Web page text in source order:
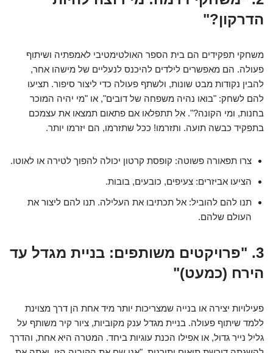
הדרקון?"
משחקי תפקידים הם בית הספר האולטימטיבי לאמפתיה ושיתוף
פעולה. הם מאפשרים לילדים להיכנס לנעליים של מישהו אחר,
להבין נקודות מבט שונות, ולשתף פעולה כדי ליצור סיפור. תציעו
להם לשחק: "בואו נהיה משפחה של דובים", או "מי יהיה המוכר
בחנות, ומי הקונה?". אל תתפלאו אם פתאום תמצאו את עצמכם
בתפקיד כבשה תועה. ותזרמו! ככל שתזרמו, הם יזרמו יותר.
צרו תפאורה פשוטה: קופסת קרטון יכולה להפוך לטירה או לאוטו.
הציעו אביזרים: צעיפים, כובעים, בובות.
תנו להם להוביל: אל תכתיבו את העלילה. תנו להם ליצור את
העולם שלהם.
3. "פרויקטים משותפים: בניית מגדל עד
הירח (כמעט)"
פעילויות יצירה או בנייה שמצריכות יותר מיד אחת הן דרך מצוינת
ללמד שיתוף פעולה. בניית מגדל ענק מקוביות, ציור קיר משותף על
גליל נייר גדול, או אפילו הכנת עוגיות ביחד. המטרה היא אחת, והדרך